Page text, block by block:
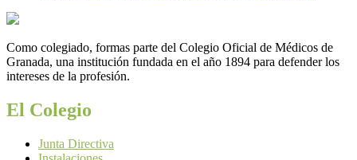
Como colegiado, formas parte del Colegio Oficial de Médicos de
Granada, una institución fundada en el año 1894 para defender los
intereses de la profesión.
El Colegio
Junta Directiva